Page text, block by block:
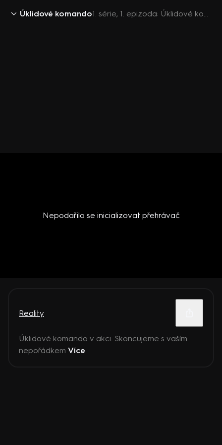
Úklidové komando 1. série, 1. epizoda: Úklidové komando (1)
Nepodařilo se inicializovat přehrávač
Reality
Úklidové komando v akci. Skoncujeme s vaším
nepořádkem Více